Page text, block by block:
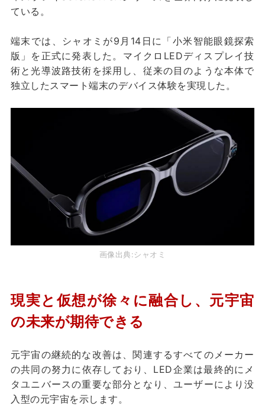
ている。
端末では、シャオミが9月14日に「小米智能眼鏡探索
版」を正式に発表した。マイクロLEDディスプレイ技
術と光導波路技術を採用し、従来の目のような本体で
独立したスマート端末のデバイス体験を実現した。
画像出典:シャオミ
現実と仮想が徐々に融合し、元宇宙
の未来が期待できる
元宇宙の継続的な改善は、関連するすべてのメーカー
の共同の努力に依存しており、LED企業は最終的にメ
タユニバースの重要な部分となり、ユーザーにより没
入型の元宇宙を示します。